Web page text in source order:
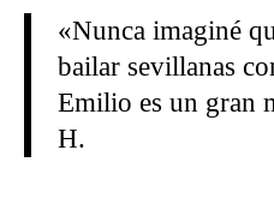
«Nunca imaginé
bailar sevillanas
Emilio es un gran
H.